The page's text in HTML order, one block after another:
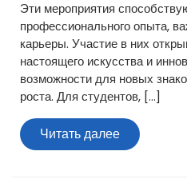
Эти мероприятия
профессионального опыта,
карьеры. Участие в них
настоящего искусства и
возможности для новых
роста. Для студентов, […]
Читать далееЧитать
далее